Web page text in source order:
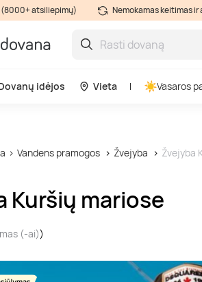
atsiliepimų) Nemokamas keitimas ir
idėjos Vieta Vasaros
Vandens pramogos Žvejyba Žvejyba
Kuršių mariose
(-ai))